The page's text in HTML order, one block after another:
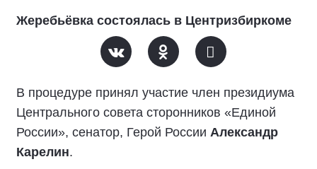
Жеребьёвка состоялась в Центризбиркоме
В процедуре принял участие член президиума
Центрального совета сторонников «Единой
России», сенатор, Герой России Александр
Карелин.